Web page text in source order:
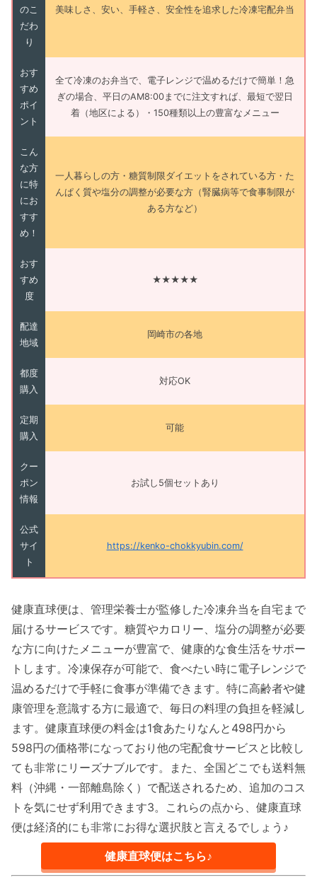
のこ
だわ
り
美味しさ、安い、手軽さ、安全性を追求した冷凍宅配弁当
おす
すめ
ポイ
ント
全て冷凍のお弁当で、電子レンジで温めるだけで簡単！急
ぎの場合、平日のAM8:00までに注文すれば、最短で翌日
着（地区による）・150種類以上の豊富なメニュー
こん
な方
に特
にお
すす
め！
一人暮らしの方・糖質制限ダイエットをされている方・た
んぱく質や塩分の調整が必要な方（腎臓病等で食事制限が
ある方など）
おす
すめ
度
★★★★★
配達
地域
岡崎市の各地
都度
購入
対応OK
定期
購入
可能
クー
ポン
情報
お試し5個セットあり
公式
サイ
ト
https://kenko-chokkyubin.com/
健康直球便は、管理栄養士が監修した冷凍弁当を自宅まで
届けるサービスです。糖質やカロリー、塩分の調整が必要
な方に向けたメニューが豊富で、健康的な食生活をサポー
トします。冷凍保存が可能で、食べたい時に電子レンジで
温めるだけで手軽に食事が準備できます。特に高齢者や健
康管理を意識する方に最適で、毎日の料理の負担を軽減し
ます。健康直球便の料金は1食あたりなんと498円から
598円の価格帯になっており他の宅配食サービスと比較し
ても非常にリーズナブルです。また、全国どこでも送料無
料（沖縄・一部離島除く）で配送されるため、追加のコス
トを気にせず利用できます3。これらの点から、健康直球
便は経済的にも非常にお得な選択肢と言えるでしょう♪
健康直球便はこちら♪